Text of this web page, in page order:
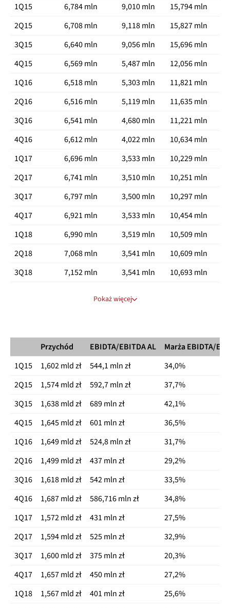
1Q15
6,784 mln 9,010 mln
15,794 mln
2Q15
6,708 mln 9,118 mln
15,827 mln
3Q15
6,640 mln 9,056 mln
15,696 mln
4Q15
6,569 mln 5,487 mln
12,056 mln
1Q16
6,518 mln 5,303 mln
11,821 mln
2Q16
6,516 mln 5,119 mln
11,635 mln
3Q16
6,541 mln 4,680 mln
11,221 mln
4Q16
6,612 mln 4,022 mln
10,634 mln
1Q17
6,696 mln 3,533 mln
10,229 mln
2Q17
6,741 mln 3,510 mln
10,251 mln
3Q17
6,797 mln 3,500 mln
10,297 mln
4Q17
6,921 mln 3,533 mln
10,454 mln
1Q18
6,990 mln 3,519 mln
10,509 mln
2Q18
7,068 mln 3,541 mln
10,609 mln
3Q18
7,152 mln 3,541 mln
10,693 mln
7,434 mln 3,474 mln
10,908 mln
4Q19
7,504 mln 3,450 mln
10,954 mln
1Q20
7,530 mln 3,452 mln
10,982 mln
2Q20
7,560 mln 3,461 mln
11,021 mln
3Q20
7,581 mln 3.490 mln
11.071 mln
4Q20
7,624 mln 3,574 mln
11,198 mln
1Q21
7,652 mln 3,554 mln 11,205 mln
Pokaż więcej
Przychód EBIDTA/EBITDA AL
Marża EBIDTA/
1Q15
1,602 mld zł 544,1 mln zł
34,0%
2Q15
1,574 mld zł 592,7 mln zł
37,7%
3Q15
1,638 mld zł 689 mln zł
42,1%
4Q15
1,645 mld zł 601 mln zł
36,5%
1Q16
1,649 mld zł 524,8 mln zł
31,7%
2Q16
1,499 mld zł 437 mln zł
29,2%
3Q16
1,618 mld zł 542 mln zł
33,5%
4Q16
1,687 mld zł 586,716 mln zł
34,8%
1Q17
1,572 mld zł 431 mln zł
27,5%
2Q17
1,594 mld zł 525 mln zł
32,9%
3Q17
1,600 mld zł 375 mln zł
20,3%
4Q17
1,657 mld zł 450 mln zł
27,2%
1Q18
1,567 mld zł 401 mln zł
25,6%